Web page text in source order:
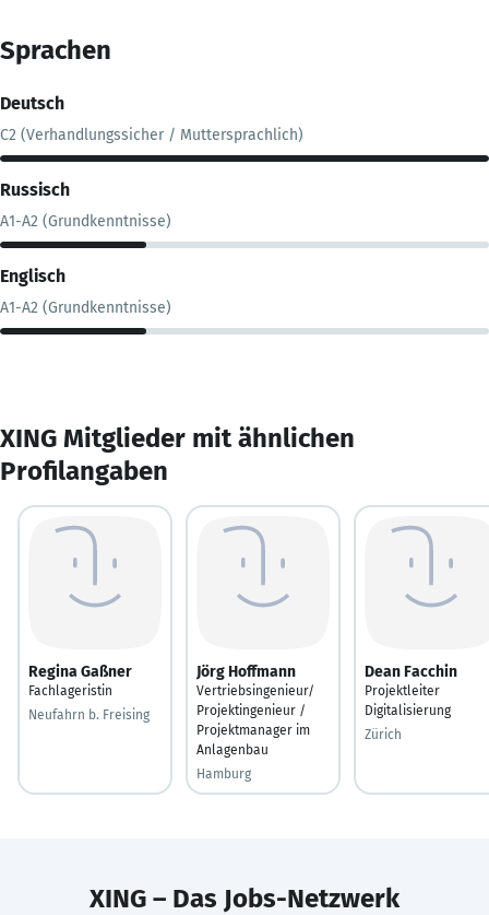
Sprachen
Deutsch
C2 (Verhandlungssicher / Muttersprachlich)
Russisch
A1-A2 (Grundkenntnisse)
Englisch
A1-A2 (Grundkenntnisse)
XING Mitglieder mit ähnlichen
Profilangaben
Regina Gaßner
Fachlageristin
Neufahrn b. Freising
Jörg Hoffmann
Vertriebsingenieur/
Projektingenieur /
Projektmanager im
Anlagenbau
Hamburg
Dean Facchin
Projektleiter
Digitalisierung
Zürich
XING – Das Jobs-Netzwerk